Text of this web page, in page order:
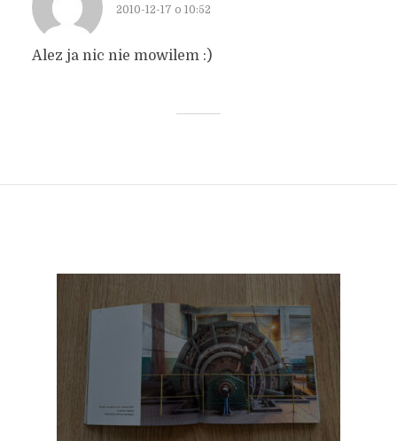
2010-12-17 o 10:52
Alez ja nic nie mowilem :)